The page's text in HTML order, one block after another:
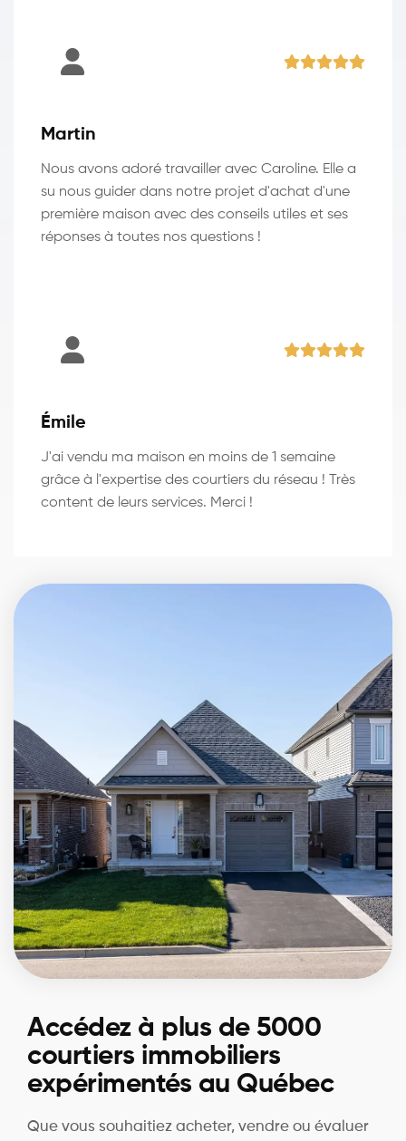
Martin
Nous avons adoré travailler avec Caroline. Elle a
su nous guider dans notre projet d'achat d'une
première maison avec des conseils utiles et ses
réponses à toutes nos questions !
Émile
J'ai vendu ma maison en moins de 1 semaine
grâce à l'expertise des courtiers du réseau ! Très
content de leurs services. Merci !
Accédez à plus de 5000
courtiers immobiliers
expérimentés au Québec
Que vous souhaitiez acheter, vendre ou évaluer